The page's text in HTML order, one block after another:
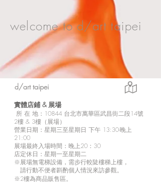
welcome to d/art taipei
d/art taipei
實體店鋪 & 展場
所 在 地：10844 台北市萬華區武昌街二段14號
2樓 & 3樓（展場）
營業日期：星期三至星期日 下午 13:30-晚上
21:00
展場最終入場時間：晚上20：30
店定休日：星期一至星期二
※展場無電梯設備，需步行較陡樓梯上樓，
請行動不便者斟酌個人情況來訪參觀。
※2樓為商品販售區。